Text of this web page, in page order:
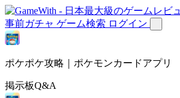
事前ガチャ ゲーム検索 ログイン
ポケポケ攻略｜ポケモンカードアプリ
掲示板Q&A